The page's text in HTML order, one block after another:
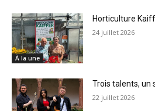
À la une
Horticulture
24 juillet 2026
Trois talents, un
22 juillet 2026